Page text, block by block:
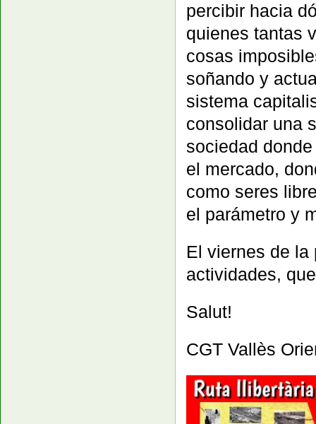
percibir hacia
quienes tantas
cosas
soñando y
sistema
consolidar una
sociedad
el mercado,
como seres
el parámetro y
El viernes de la
actividades,
Salut!
CGT Vallès